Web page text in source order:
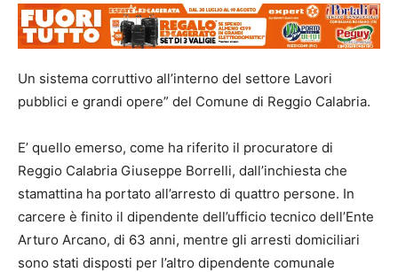
Un sistema corruttivo all’interno del settore Lavori
pubblici e grandi opere” del Comune di Reggio Calabria.
E’ quello emerso, come ha riferito il procuratore di
Reggio Calabria Giuseppe Borrelli, dall’inchiesta che
stamattina ha portato all’arresto di quattro persone. In
carcere è finito il dipendente dell’ufficio tecnico dell’Ente
Arturo Arcano, di 63 anni, mentre gli arresti domiciliari
sono stati disposti per l’altro dipendente comunale